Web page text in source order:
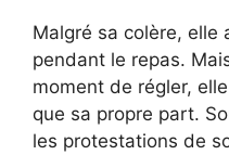
Malgré sa colère, elle
pendant le repas.
moment de régler,
que sa propre part.
les protestations de